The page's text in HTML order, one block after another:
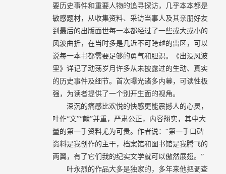
要历史事件和重要人物的追寻探访，几乎本本都是
敏感题材，从收集资料、采访当事人及其亲朋好友
到最后的出版面世每一本都经过了一些或大或小的
风波曲折，在当时多是几近不可跨越的雷区，可以
说每一本书都需要足够的勇气和胆识。《出没风波
里》详记了动荡岁月许多从未披露过的生动、真实
的历史事件及细节。首次曝光诸多内幕，可读性极
强，为读者提供了一个别开生面的视角。
深沉的痛感比欢悦的快感更能震撼人的心灵，
叶作“文”“献”并重，严肃公正，内容翔实，其中大
量的第一手资料尤为可贵。作者说：“第一手口碑
资料是我创作的主干，档案馆和图书馆是我腾飞的
两翼，有了它们我的纪实文学就可以傲然展翅。”
叶永烈的作品大多是独家的，多年来他把调查